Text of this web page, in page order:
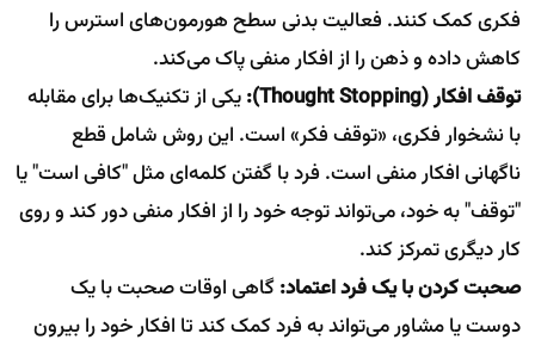
فکری کمک کنند. فعالیت بدنی سطح هورمون‌های استرس را
کاهش داده و ذهن را از افکار منفی پاک می‌کند.
توقف افکار (Thought Stopping):
یکی از تکنیک‌ها برای مقابله
با نشخوار فکری، «توقف فکر» است. این روش شامل قطع
ناگهانی افکار منفی است. فرد با گفتن کلمه‌ای مثل "کافی است" یا
"توقف" به خود، می‌تواند توجه خود را از افکار منفی دور کند و روی
کار دیگری تمرکز کند.
صحبت کردن با یک فرد اعتماد:گاهی اوقات صحبت با یک
دوست یا مشاور می‌تواند به فرد کمک کند تا افکار خود را بیرون